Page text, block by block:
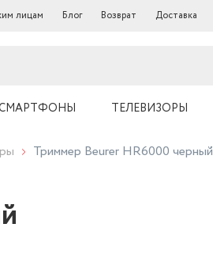
лицам Блог Возврат Доставка
ТЕЛЕВИЗОРЫ
Триммер Beurer HR6000 черный